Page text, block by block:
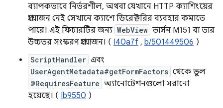
ব্যাপকভাবে নির্ভরশীল, অথবা যেখানে HTTP ক্যাশিংয়ের
প্রয়োজন নেই সেখানে ক্যাশে ডিরেক্টরির ব্যবহার কমাতে
পারে। এই ফিচারটির জন্য WebView ভার্সন M151 বা তার
উচ্চতর সংস্করণ প্রয়োজন। ( I40a7f , b/501449506 )
ScriptHandler এবং
UserAgentMetadata#getFormFactors থেকে ভুল
@RequiresFeature অ্যানোটেশনগুলো সরানো
হয়েছে। ( Ib9550 )